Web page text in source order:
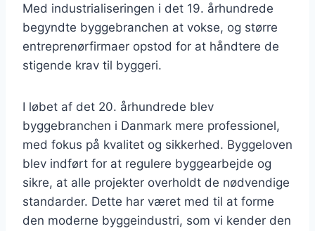
Med industrialiseringen i det 19. århundrede
begyndte byggebranchen at vokse, og større
entreprenørfirmaer opstod for at håndtere de
stigende krav til byggeri.
I løbet af det 20. århundrede blev
byggebranchen i Danmark mere professionel,
med fokus på kvalitet og sikkerhed. Byggeloven
blev indført for at regulere byggearbejde og
sikre, at alle projekter overholdt de nødvendige
standarder. Dette har været med til at forme
den moderne byggeindustri, som vi kender den